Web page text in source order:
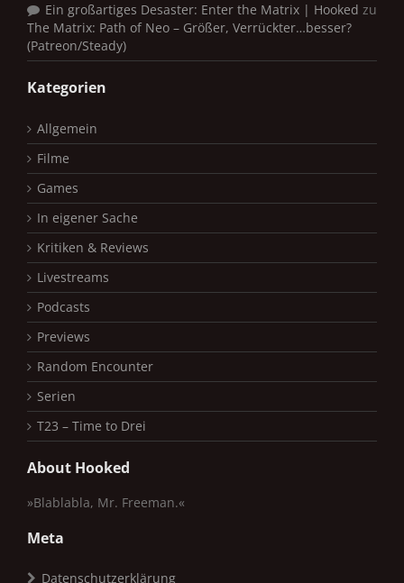
Ein großartiges Desaster: Enter the Matrix | Hooked zu
The Matrix: Path of Neo – Größer, Verrückter…besser?
(Patreon/Steady)
Kategorien
Allgemein
Filme
Games
In eigener Sache
Kritiken & Reviews
Livestreams
Podcasts
Previews
Random Encounter
Serien
T23 – Time to Drei
About Hooked
»Blablabla, Mr. Freeman.«
Meta
Datenschutzerklärung